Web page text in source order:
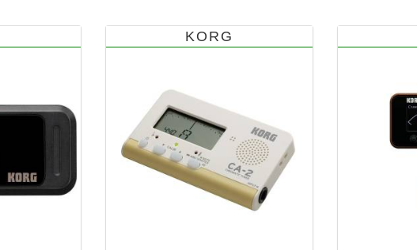
KORG